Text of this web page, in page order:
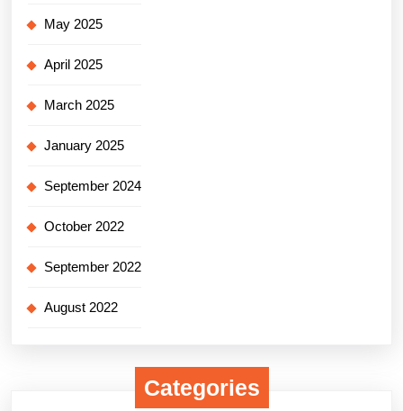
May 2025
April 2025
March 2025
January 2025
September 2024
October 2022
September 2022
August 2022
Categories